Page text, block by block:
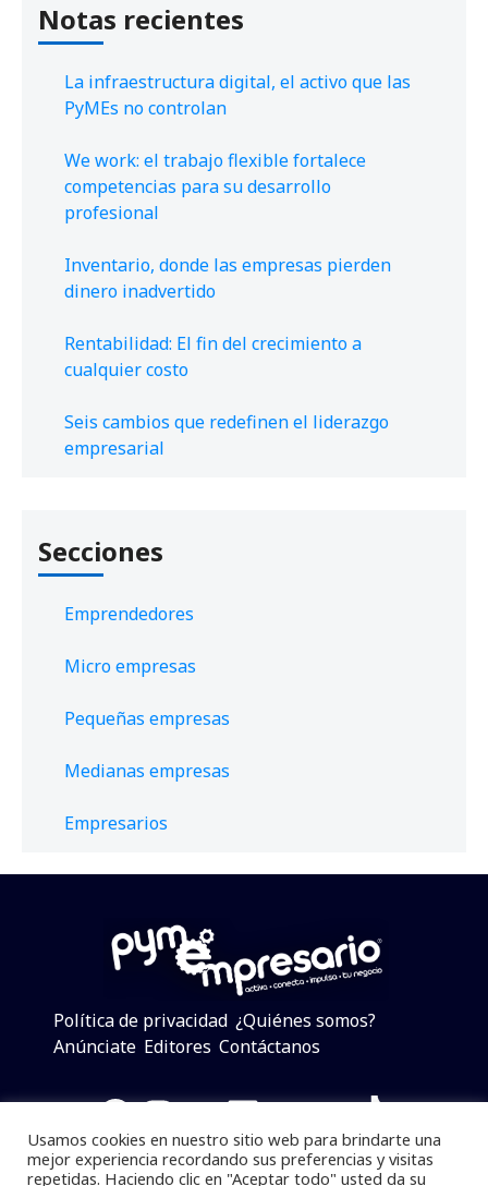
Notas recientes
La infraestructura digital, el activo que las
PyMEs no controlan
We work: el trabajo flexible fortalece
competencias para su desarrollo
profesional
Inventario, donde las empresas pierden
dinero inadvertido
Rentabilidad: El fin del crecimiento a
cualquier costo
Seis cambios que redefinen el liderazgo
empresarial
Secciones
Emprendedores
Micro empresas
Pequeñas empresas
Medianas empresas
Empresarios
Política de privacidad ¿Quiénes somos?
Anúnciate Editores Contáctanos
Facebook
Instagram
Twitter
LinkedIn
Telegram
YouTube
TikTok
Usamos cookies en nuestro sitio web para brindarte una
mejor experiencia recordando sus preferencias y visitas
repetidas. Haciendo clic en "Aceptar todo" usted da su